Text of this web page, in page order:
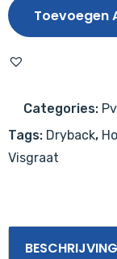
Visgraat
Dryback
Elmont
Toevoegen
Categories:
Tags: Dryback,
Visgraat
BESCHRIJVING